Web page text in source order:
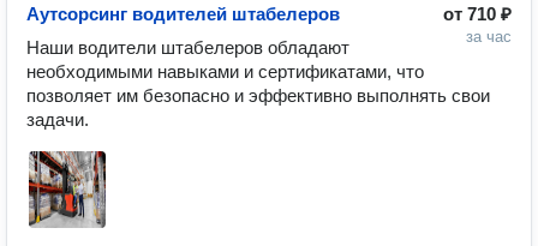
от 710 ₽
за час
Аутсорсинг водителей штабелеров
Наши водители штабелеров обладают
необходимыми навыками и сертификатами, что
позволяет им безопасно и эффективно выполнять свои
задачи.